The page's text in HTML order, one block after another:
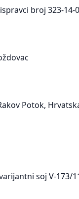
broj 323-14-
Potok,
soj V-173/